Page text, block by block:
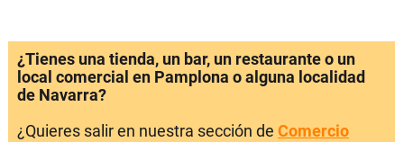
¿Tienes una tienda, un bar, un restaurante o un
local comercial en Pamplona o alguna localidad
de Navarra?
¿Quieres salir en nuestra sección de Comercio